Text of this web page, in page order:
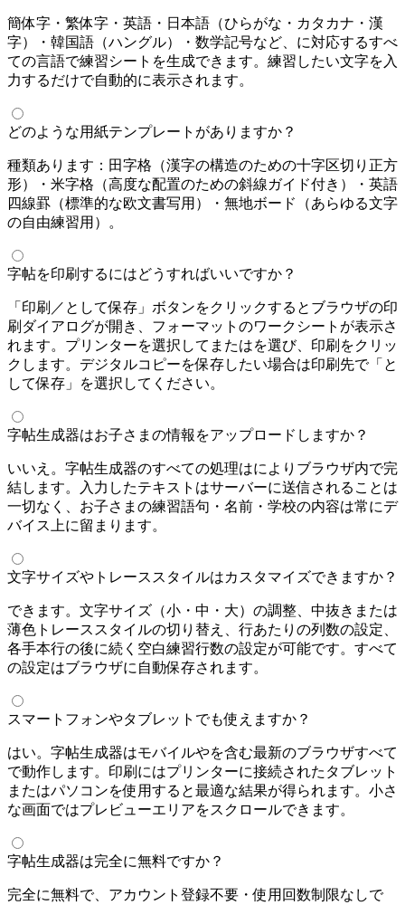
簡体字・繁体字・英語・日本語（ひらがな・カタカナ・漢
字）・韓国語（ハングル）・数学記号など、Unicodeに対応するすべ
ての言語で練習シートを生成できます。練習したい文字を入
力するだけで自動的に表示されます。
どのような用紙テンプレートがありますか？
4種類あります：田字格（漢字の構造のための十字区切り正方
形）・米字格（高度な配置のための斜線ガイド付き）・英語
四線罫（標準的な欧文書写用）・無地ボード（あらゆる文字
の自由練習用）。
字帖を印刷するにはどうすればいいですか？
「印刷／PDFとして保存」ボタンをクリックするとブラウザの印
刷ダイアログが開き、A4フォーマットのワークシートが表示さ
れます。プリンターを選択してA4またはLetterを選び、印刷をクリッ
クします。デジタルコピーを保存したい場合は印刷先で「PDFと
して保存」を選択してください。
字帖生成器はお子さまの情報をアップロードしますか？
いいえ。字帖生成器のすべての処理はJavaScriptによりブラウザ内で完
結します。入力したテキストはサーバーに送信されることは
一切なく、お子さまの練習語句・名前・学校の内容は常にデ
バイス上に留まります。
文字サイズやトレーススタイルはカスタマイズできますか？
できます。文字サイズ（小・中・大）の調整、中抜きまたは
薄色トレーススタイルの切り替え、1行あたりの列数の設定、
各手本行の後に続く空白練習行数の設定が可能です。すべて
の設定はブラウザに自動保存されます。
スマートフォンやタブレットでも使えますか？
はい。字帖生成器はモバイルSafariやChromeを含む最新のブラウザすべて
で動作します。印刷にはプリンターに接続されたタブレット
またはパソコンを使用すると最適な結果が得られます。小さ
な画面ではプレビューエリアをスクロールできます。
字帖生成器は完全に無料ですか？
完全に無料で、アカウント登録不要・使用回数制限なしで